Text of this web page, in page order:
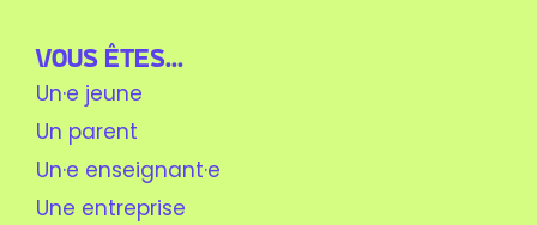
Vous êtes...
Un·e jeune
Un parent
Un·e enseignant·e
Une entreprise